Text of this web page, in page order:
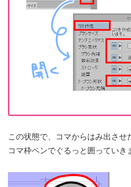
この状態で、コマからはみ出させ
コマ枠ペンでぐるっと囲っていき